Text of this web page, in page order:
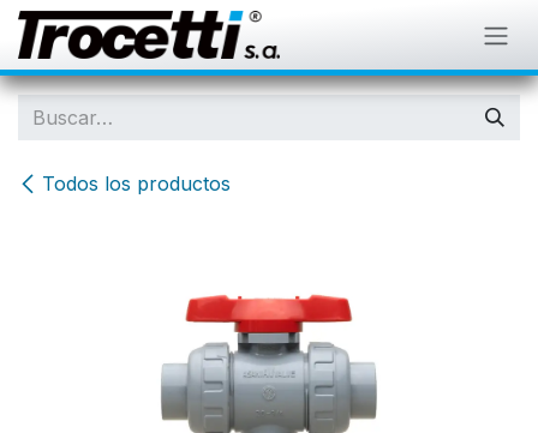
IR AL CONTENIDO
Todos los productos